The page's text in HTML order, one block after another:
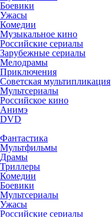
Боевики
Ужасы
Комедии
Музыкальное кино
Российские сериалы
Зарубежные сериалы
Мелодрамы
Приключения
Советская мультипликация
Мультсериалы
Российское кино
Анимэ
DVD
Фантастика
Мультфильмы
Драмы
Триллеры
Комедии
Боевики
Мультсериалы
Ужасы
Российские сериалы